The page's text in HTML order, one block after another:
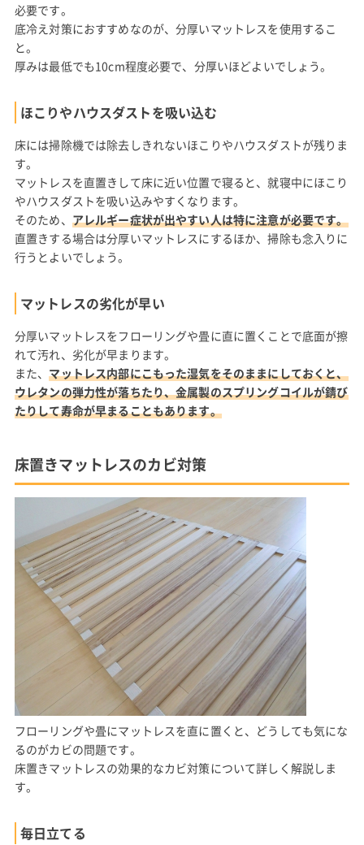
必要です。
底冷え対策におすすめなのが、分厚いマットレスを使用するこ
と。
厚みは最低でも10cm程度必要で、分厚いほどよいでしょう。
ほこりやハウスダストを吸い込む
床には掃除機では除去しきれないほこりやハウスダストが残りま
す。
マットレスを直置きして床に近い位置で寝ると、就寝中にほこり
やハウスダストを吸い込みやすくなります。
そのため、 アレルギー症状が出やすい人は特に注意が必要です。
直置きする場合は分厚いマットレスにするほか、掃除も念入りに
行うとよいでしょう。
マットレスの劣化が早い
分厚いマットレスをフローリングや畳に直に置くことで底面が擦
れて汚れ、劣化が早まります。
また、マットレス内部にこもった湿気をそのままにしておくと、
ウレタンの弾力性が落ちたり、金属製のスプリングコイルが錆び
たりして寿命が早まることもあります。
床置きマットレスのカビ対策
フローリングや畳にマットレスを直に置くと、どうしても気にな
るのがカビの問題です。
床置きマットレスの効果的なカビ対策について詳しく解説しま
す。
毎日立てる